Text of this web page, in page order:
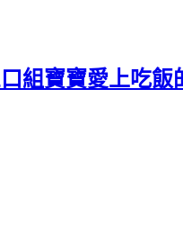
組寶寶愛上吃飯